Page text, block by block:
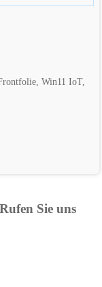
Win11 IoT,
Sie uns